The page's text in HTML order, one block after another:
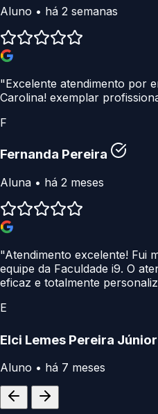
Aluno • há 2 semanas
"Excelente atendimento por
Carolina! exemplar
F
Fernanda Pereira
Aluna • há 2 meses
"Atendimento excelente! Fui
equipe da Faculdade i9. O
eficaz e totalmente
E
Elci Lemes Pereira Júnior
Aluno • há 7 meses